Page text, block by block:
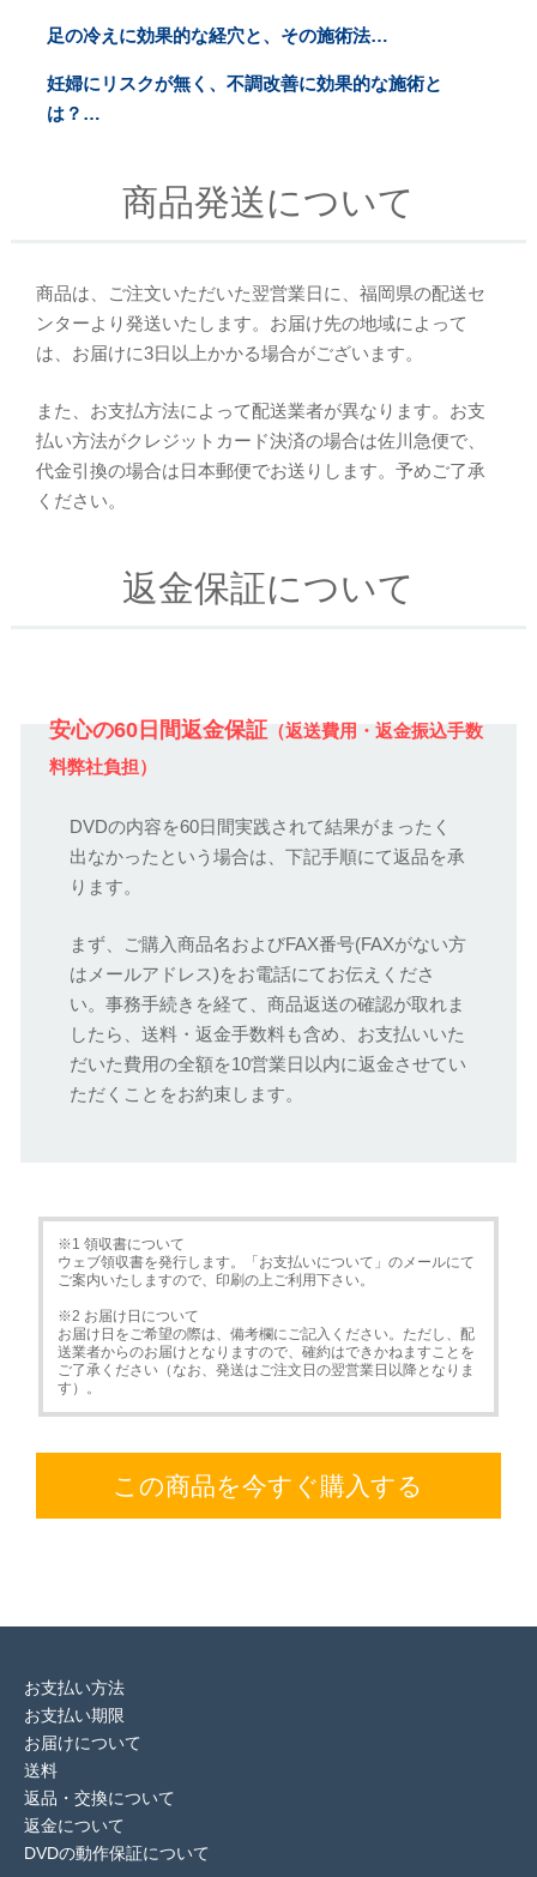
足の冷えに効果的な経穴と、その施術法…
妊婦にリスクが無く、不調改善に効果的な施術と
は？…
商品発送について
商品は、ご注文いただいた翌営業日に、福岡県の配送セ
ンターより発送いたします。お届け先の地域によって
は、お届けに3日以上かかる場合がございます。
また、お支払方法によって配送業者が異なります。お支
払い方法がクレジットカード決済の場合は佐川急便で、
代金引換の場合は日本郵便でお送りします。予めご了承
ください。
返金保証について
安心の60日間返金保証 （返送費用・返金振込手数
料弊社負担）
DVDの内容を60日間実践されて結果がまったく
出なかったという場合は、下記手順にて返品を承
ります。
まず、ご購入商品名およびFAX番号(FAXがない方
はメールアドレス)をお電話にてお伝えくださ
い。事務手続きを経て、商品返送の確認が取れま
したら、送料・返金手数料も含め、お支払いいた
だいた費用の全額を10営業日以内に返金させてい
ただくことをお約束します。
※1 領収書について
ウェブ領収書を発行します。「お支払いについて」のメールにて
ご案内いたしますので、印刷の上ご利用下さい。
※2 お届け日について
お届け日をご希望の際は、備考欄にご記入ください。ただし、配
送業者からのお届けとなりますので、確約はできかねますことを
ご了承ください（なお、発送はご注文日の翌営業日以降となりま
す）。
この商品を今すぐ購入する
お支払い方法
お支払い期限
お届けについて
送料
返品・交換について
返金について
DVDの動作保証について